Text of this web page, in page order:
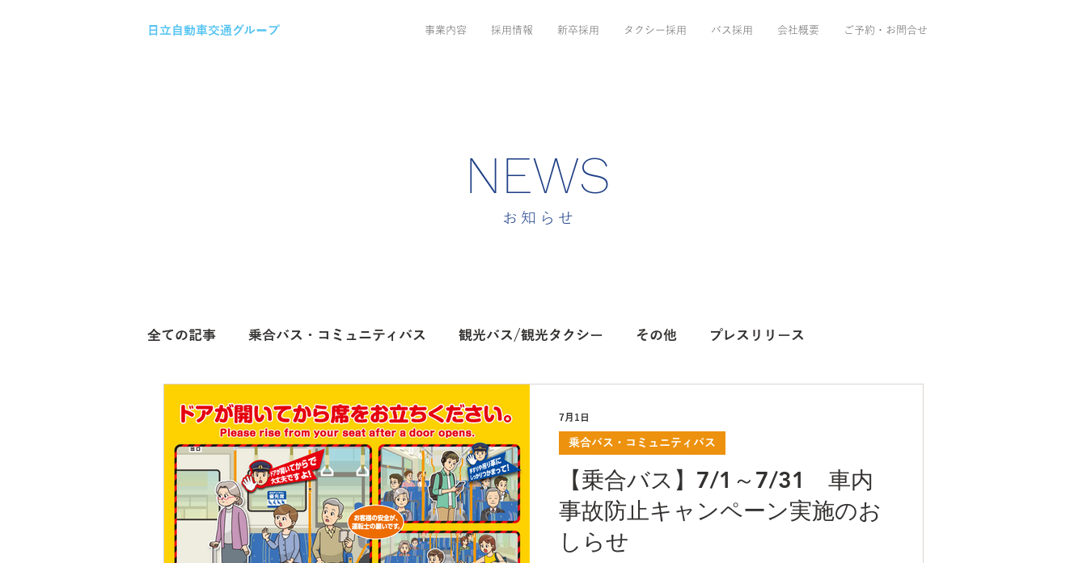
日立自動車交通グループ 事業内容 採用情報 新卒採用 タクシー採用 バス採用 会社概要 ご予約・お問合せ
NEWS
お知らせ
全ての記事 乗合バス・コミュニティバス 観光バス/観光タクシー その他 プレスリリース
高速乗合バス
【乗合バス】7/1～7/31 車内
事故防止キャンペーン実施のお
しらせ
乗合バス・コミュニティバス
7月1日